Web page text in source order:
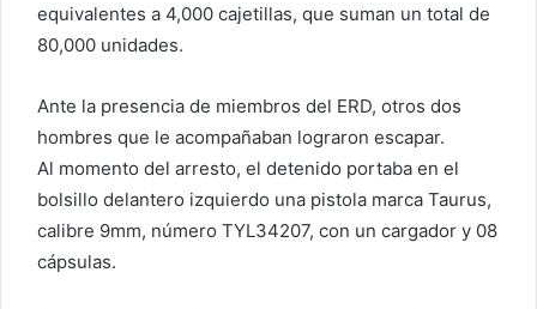
equivalentes a 4,000 cajetillas, que suman un total de
80,000 unidades.
Ante la presencia de miembros del ERD, otros dos
hombres que le acompañaban lograron escapar.
Al momento del arresto, el detenido portaba en el
bolsillo delantero izquierdo una pistola marca Taurus,
calibre 9mm, número TYL34207, con un cargador y 08
cápsulas.